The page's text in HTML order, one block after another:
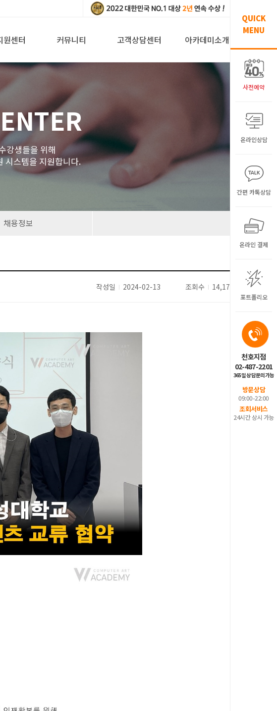
원센터 커뮤니티 고객상담센터 아카데미소개
QUICK
MENU
사전예약
온라인상담
간편 카톡상담
온라인 결제
포트폴리오
천호지점
02-487-2201
365일 상담문의가능
방문상담
09:00-22:00
조회서비스
24시간 상시 가능
강생들을 위해
시스템을 지원합니다.
채용정보
작성일 2024-02-13 조회수 14,173